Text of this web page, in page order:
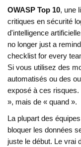
OWASP Top 10, une
critiques en sécurité
d'intelligence artificielle
no longer just a
checklist for every
Si vous utilisez des
automatisés ou des
exposé à ces risques.
», mais de « quand ».
La plupart des
bloquer les données
juste le début. Le vrai